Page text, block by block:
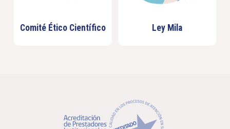
Comité Ético Científico Ley Mila